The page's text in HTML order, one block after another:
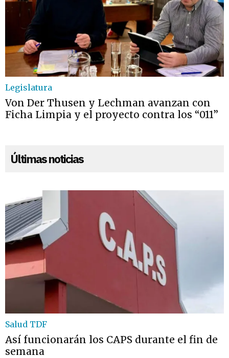
Legislatura
Von Der Thusen y Lechman avanzan con
Ficha Limpia y el proyecto contra los “011”
Últimas noticias
Salud TDF
Así funcionarán los CAPS durante el fin de
semana